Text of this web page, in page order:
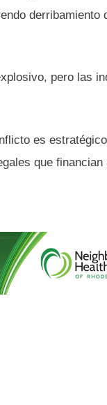
derribamiento
pero las
es
que